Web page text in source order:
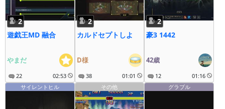
2
遊戯王MD 融合
やまだ
22 02:53
2
カルドセプトしよ
D様
38 01:01
2
豪3 1442
42歳
12
01:16
サイレントヒル
その他 グラブル